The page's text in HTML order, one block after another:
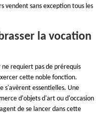
vendent sans exception tous les
la vocation
requiert pas de prérequis
cette noble fonction.
s'avèrent essentielles. Une
d'objets d'art ou d'occasion
de se lancer dans cette